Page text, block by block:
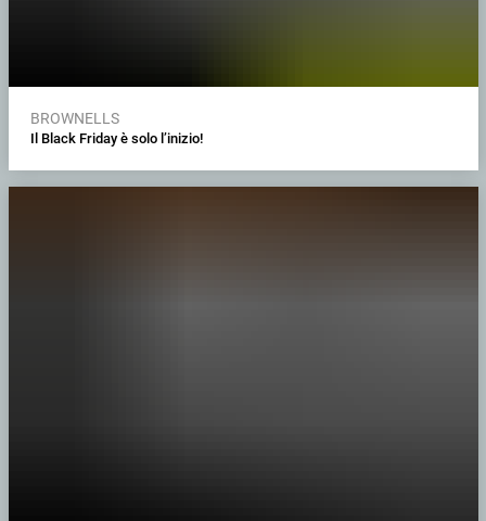
BROWNELLS
Il Black Friday è solo l’inizio!